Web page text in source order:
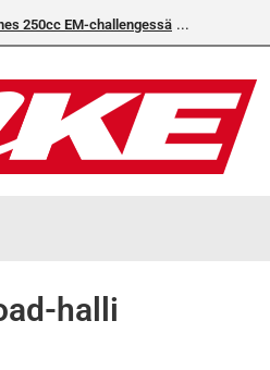
250cc EM-challengessä
halli